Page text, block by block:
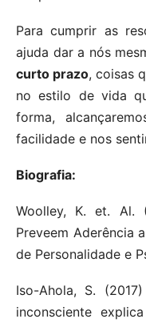
Para cumprir as
ajuda dar a nós
curto prazo, coisas
no estilo de vida
forma,
facilidade e nos
Biografia:
Woolley, K. et. Al.
Preveem Aderência
de Personalidade e
Iso-Ahola, S.
inconsciente